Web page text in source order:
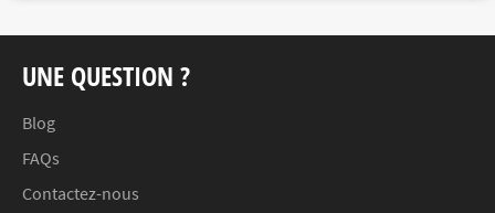
UNE QUESTION ?
Blog
FAQs
Contactez-nous